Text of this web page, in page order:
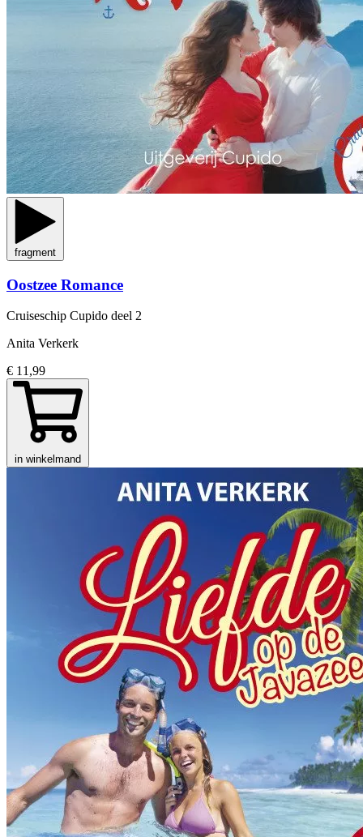
fragment
Oostzee Romance
Cruiseschip Cupido deel 2
Anita Verkerk
€ 11,99
in winkelmand